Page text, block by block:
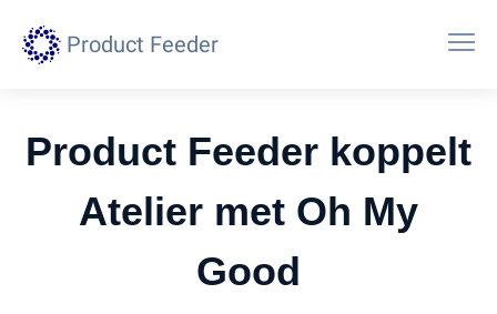
Product Feeder
Product Feeder koppelt
Atelier met Oh My
Good